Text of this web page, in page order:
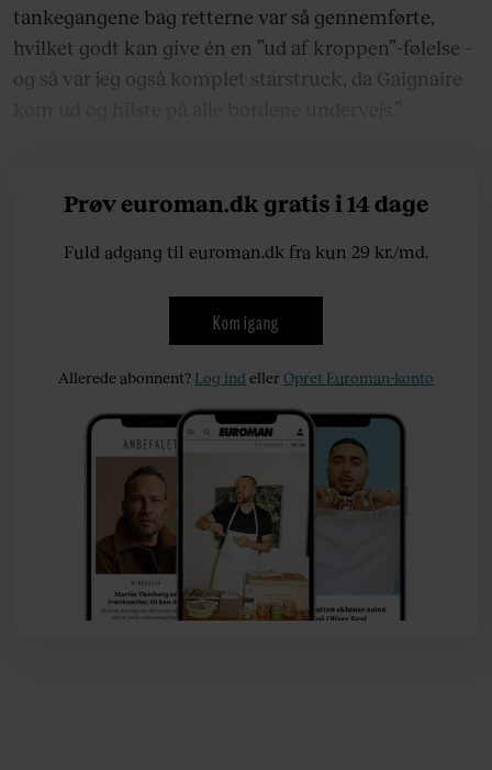
tankegangene bag retterne var så gennemførte,
hvilket godt kan give én en ”ud af kroppen”-følelse –
og så var jeg også komplet starstruck, da Gaignaire
Prøv euroman.dk gratis i 14 dage
Fuld adgang til euroman.dk fra kun 29 kr./md.
Kom igang
Allerede abonnent? Log ind ellerOpret Euroman-konto